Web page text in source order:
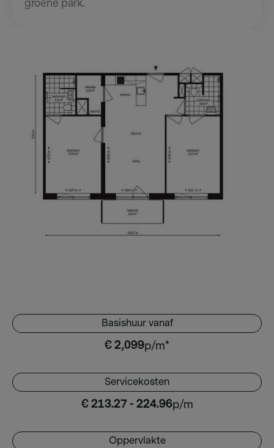
groene park.
Basishuur vanaf
€ 2,099p/m*
Servicekosten
€ 213.27 - 224.96p/m
Oppervlakte